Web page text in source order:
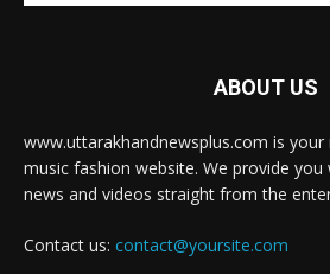
ABOUT US
www.uttarakhandnewsplus.com is
music fashion website. We provide
news and videos straight from the
Contact us: contact@yoursite.com